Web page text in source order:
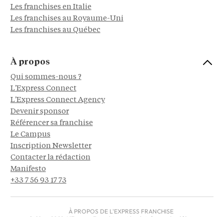
Les franchises en Italie
Les franchises au Royaume-Uni
Les franchises au Québec
À propos
Qui sommes-nous ?
L'Express Connect
L'Express Connect Agency
Devenir sponsor
Référencer sa franchise
Le Campus
Inscription Newsletter
Contacter la rédaction
Manifesto
+33 7 56 93 17 73
À PROPOS DE L'EXPRESS FRANCHISE